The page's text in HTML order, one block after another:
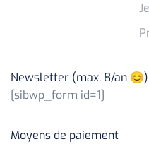
Newsletter (max. 8/an 😊)
[sibwp_form id=1]
Moyens de paiement